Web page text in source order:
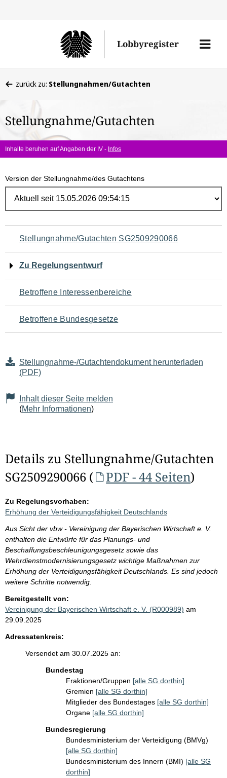
Lobbyregister
Menü
befinden
hier:
zurück zu: Stellungnahmen/Gutachten
Stellungnahme/Gutachten
Inhalte beruhen auf Angaben der IV - Infos
Version der Stellungnahme/des Gutachtens
Navigation
für
den
Seiteninhalt
Stellungnahme/Gutachten SG2509290066
Zu Regelungsentwurf
Betroffene Interessenbereiche
Betroffene Bundesgesetze
Stellungnahme-/Gutachtendokument herunterladen
(PDF)
Inhalt dieser Seite melden
(Mehr Informationen)
Details zu Stellungnahme/Gutachten
SG2509290066 (
PDF - 44 Seiten)
Zu Regelungsvorhaben:
Erhöhung der Verteidigungsfähigkeit Deutschlands
Aus Sicht der vbw - Vereinigung der Bayerischen Wirtschaft e. V.
enthalten die Entwürfe für das Planungs- und
Beschaffungsbeschleunigungsgesetz sowie das
Wehrdienstmodernisierungsgesetz wichtige Maßnahmen zur
Erhöhung der Verteidigungsfähigkeit Deutschlands. Es sind jedoch
weitere Schritte notwendig.
Bereitgestellt von:
Vereinigung der Bayerischen Wirtschaft e. V. (R000989) am
29.09.2025
Adressatenkreis:
Versendet am 30.07.2025 an:
Bundestag
Fraktionen/Gruppen [alle SG dorthin]
Gremien [alle SG dorthin]
Mitglieder des Bundestages [alle SG dorthin]
Organe [alle SG dorthin]
Bundesregierung
Bundesministerium der Verteidigung (BMVg)
[alle SG dorthin]
Bundesministerium des Innern (BMI) [alle SG
dorthin]